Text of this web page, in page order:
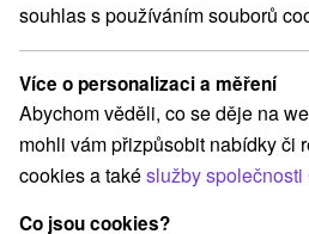
Příjemná povánoční
atmosfére pod
Platnost pobytu vypršela! Vyberte si níže z
Hotel Hubert★★ ★★Vital Resort
Navigovat do místa
souhlas s používáním souborů
Více o personalizaci a měření
Abychom věděli, co se děje na
mohli vám přizpůsobit nabídky či
cookies a takéslužby společnosti
Co jsou cookies?